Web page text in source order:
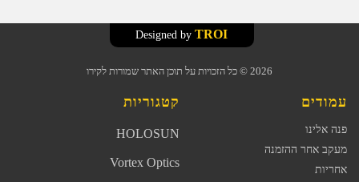
2026 © כל הזכויות על תוכן האתר שמורות לקירו
TROI
עמודים
פנה אלינו
מעקב אחר ההזמנה
אחריות
קטגוריות
HOLOSUN
Vortex Optics